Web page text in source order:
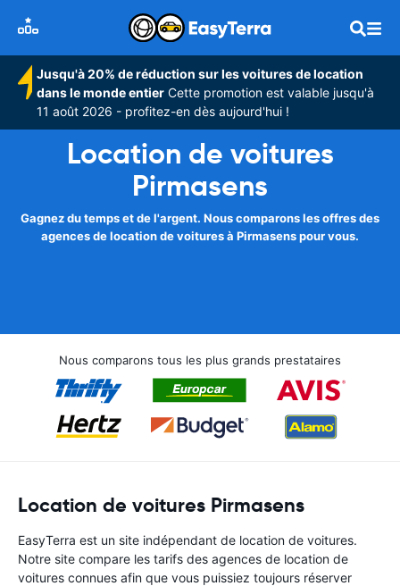
Jusqu'à 20% de réduction sur les voitures de location
dans le monde entier Cette promotion est valable jusqu'à
11 août 2026 - profitez-en dès aujourd'hui !
Location de voitures
Pirmasens
Gagnez du temps et de l'argent. Nous comparons les offres des
agences de location de voitures à Pirmasens pour vous.
Nous comparons tous les plus grands prestataires
Location de voitures Pirmasens
EasyTerra est un site indépendant de location de voitures.
Notre site compare les tarifs des agences de location de
voitures connues afin que vous puissiez toujours réserver